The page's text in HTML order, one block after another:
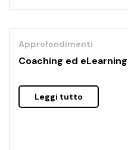
Approfondimenti
Coaching ed
Leggi tutto